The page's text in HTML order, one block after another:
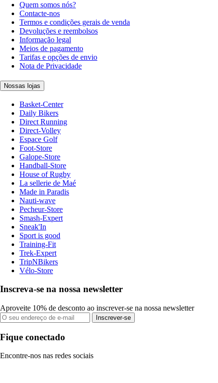
Quem somos nós?
Contacte-nos
Termos e condições gerais de venda
Devoluções e reembolsos
Informação legal
Meios de pagamento
Tarifas e opções de envio
Nota de Privacidade
Nossas lojas
Basket-Center
Daily Bikers
Direct Running
Direct-Volley
Espace Golf
Foot-Store
Galope-Store
Handball-Store
House of Rugby
La sellerie de Maé
Made in Paradis
Nauti-wave
Pecheur-Store
Smash-Expert
Sneak'In
Sport is good
Training-Fit
Trek-Expert
TripNBikers
Vélo-Store
Inscreva-se na nossa newsletter
Aproveite 10% de desconto ao inscrever-se na nossa newsletter
Inscrever-se
Fique conectado
Encontre-nos nas redes sociais